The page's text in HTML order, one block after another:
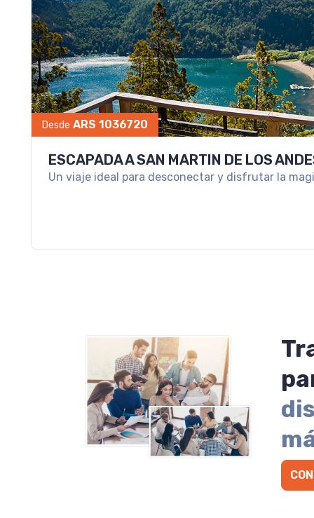
Desde ARS 1036720
ESCAPADA A SAN MARTIN DE LOS
Un viaje ideal para desconectar y disfrutar la